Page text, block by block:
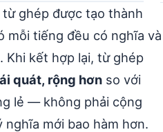
từ ghép được tạo thành từ
mỗi tiếng đều có nghĩa và
Khi kết hợp lại, từ ghép
quát, rộng hơn so với
lẻ — không phải cộng
nghĩa mới bao hàm hơn.